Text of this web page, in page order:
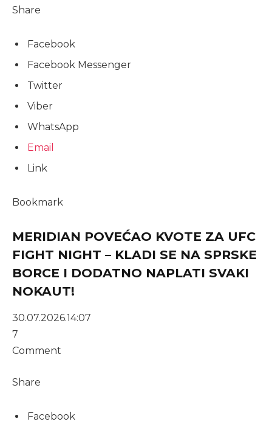
Share
Facebook
Facebook Messenger
Twitter
Viber
WhatsApp
Email
Link
Bookmark
MERIDIAN POVEĆAO KVOTE ZA UFC
FIGHT NIGHT – KLADI SE NA SPRSKE
BORCE I DODATNO NAPLATI SVAKI
NOKAUT!
30.07.2026.14:07
7
Comment
Share
Facebook